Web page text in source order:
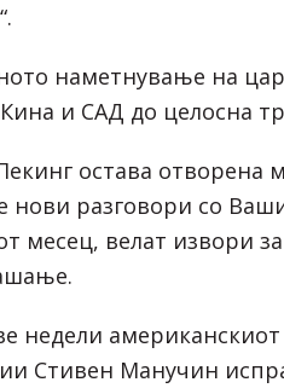
наметнување на
и САД до целосна
остава отворена
нови разговори со
месец, велат извори
недели американскиот
Стивен Манучин